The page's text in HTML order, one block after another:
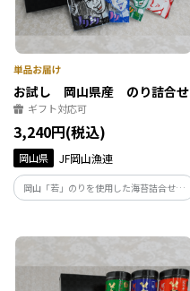
お試し 岡山県産 のり詰合せ
ギフト対応可
3,240円(税込)
岡山県 JF岡山漁連
岡山「若」のりを使用した海苔詰合せ。
岡山「若」のりは、岡山県で養殖された
だけを使用した商品となっております。海
い。